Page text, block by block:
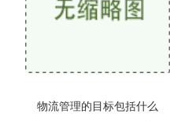
物流管理的目标包括什么